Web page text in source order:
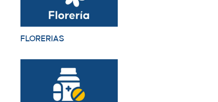
FLORERIAS